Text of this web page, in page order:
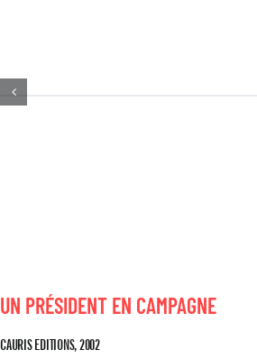
UN PRÉSIDENT EN CAMPAGNE
CAURIS EDITIONS, 2002